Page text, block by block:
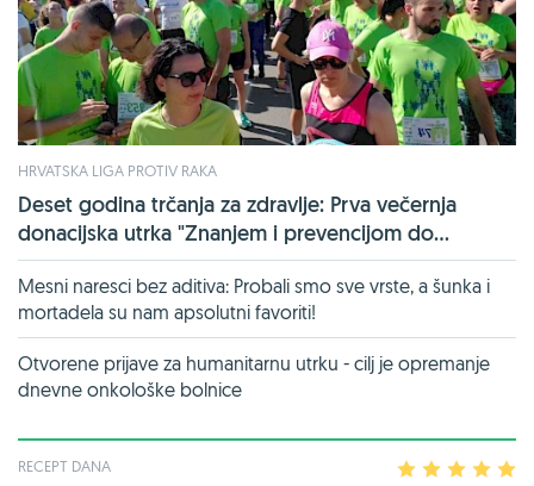
HRVATSKA LIGA PROTIV RAKA
Deset godina trčanja za zdravlje: Prva večernja
donacijska utrka "Znanjem i prevencijom do...
Mesni naresci bez aditiva: Probali smo sve vrste, a šunka i
mortadela su nam apsolutni favoriti!
Otvorene prijave za humanitarnu utrku - cilj je opremanje
dnevne onkološke bolnice
RECEPT DANA 2 3 4